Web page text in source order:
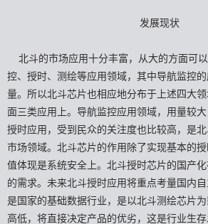
发展现状
北斗的市场应用十分丰富，从大的方面可
控、授时、测绘等应用领域，其中导航监控
量。所以北斗芯片也相应地分布于上述四大
面三类应用上。导航监控应用领域，用量较
授时应用，受到民众的关注度也比较高，是
市场领域。北斗芯片的作用除了实现基本的
值体现是系统安全上。北斗授时芯片的国产
的需求。未来北斗授时应用将重点考量国内
是国家的基础数据行业，是以北斗测绘芯片
高低，将直接决定产品的优劣，这是行业生存